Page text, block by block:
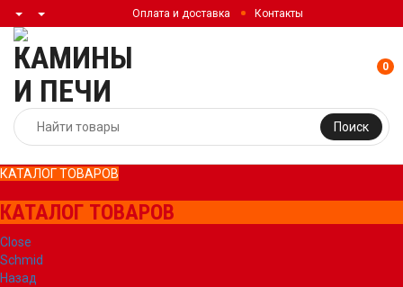
Оплата и доставка Контакты
Поиск
0
КАТАЛОГ ТОВАРОВ
КАТАЛОГ ТОВАРОВ
Close
Schmid
Назад